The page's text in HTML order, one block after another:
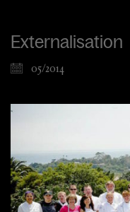
Externalisation
05/2014